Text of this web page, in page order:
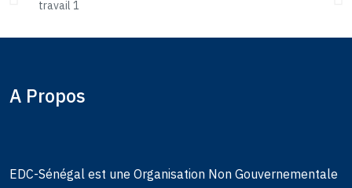
A Propos
EDC-Sénégal est une Organisation Non Gouvernementale